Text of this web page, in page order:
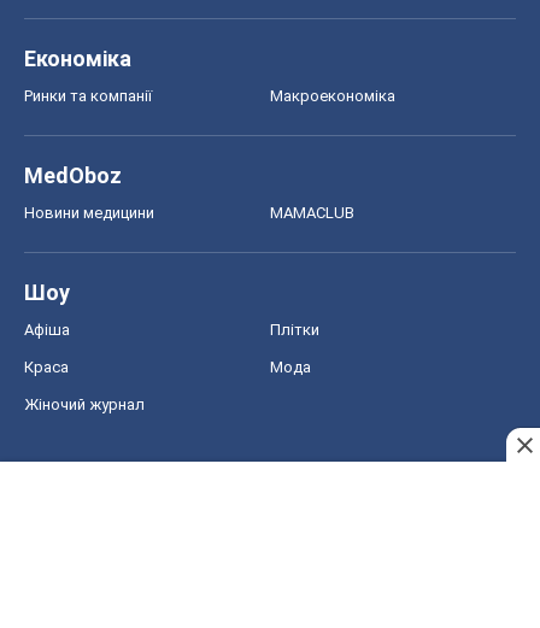
Економіка
Ринки та компанії Макроекономіка
MedOboz
Новини медицини MAMACLUB
Шоу
Афіша Плітки
Краса Мода
Жіночий журнал